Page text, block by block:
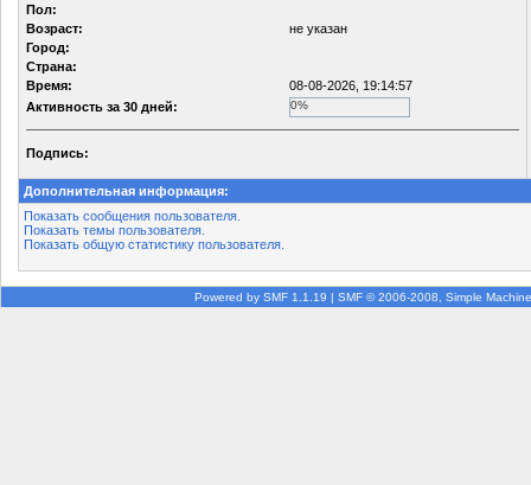
Пол:
Возраст:
не указан
Город:
Страна:
Время:
08-08-2026, 19:14:57
Активность за 30 дней:
0%
Подпись:
Дополнительная информация:
Показать сообщения пользователя.
Показать темы пользователя.
Показать общую статистику пользователя.
Powered by SMF 1.1.19 | SMF © 2006-2008, Simple